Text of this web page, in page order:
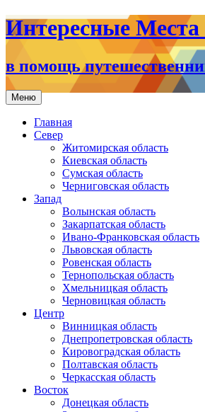
Интересные
в помощь
Меню Перейти
к
содержимому
Главная
Север
Житомирская область
Киевская область
Сумская область
Черниговская область
Запад
Волынская область
Закарпатская область
Ивано-Франковская область
Львовская область
Ровенская область
Тернопольская область
Хмельницкая область
Черновицкая область
Центр
Винницкая область
Днепропетровская область
Кировоградская область
Полтавская область
Черкасская область
Восток
Донецкая область